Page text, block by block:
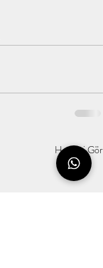
Hepsini Gör